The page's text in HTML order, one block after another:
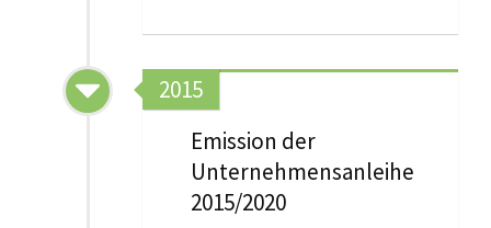
2015
Emission der
Unternehmensanleihe
2015/2020